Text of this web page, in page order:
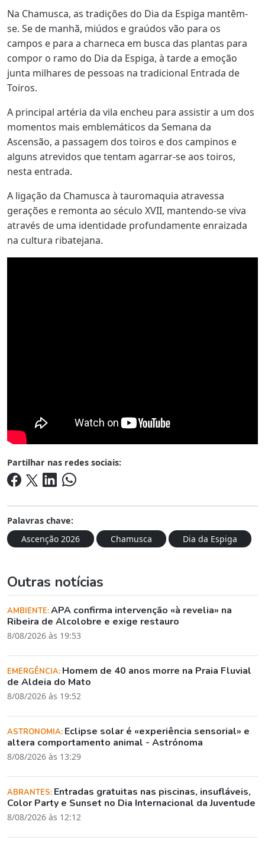
Na Chamusca, as tradições do Dia da Espiga mantêm-
se. Se de manhã, miúdos e graúdos vão para os
campos e para a charneca em busca das plantas para
compor o ramo do Dia da Espiga, à tarde a emoção
junta milhares de pessoas na tradicional Entrada de
Toiros.
A principal artéria da vila encheu para assistir a um dos
momentos mais emblemáticos da Semana da
Ascensão, a passagem dos toiros e dos campinos e
alguns atrevidos que tentam agarrar-se aos toiros,
nesta entrada.
A ligação da Chamusca à tauromaquia atravessa
gerações e remonta ao século XVII, mantendo-se viva
através de uma identidade profundamente enraizada
na cultura ribatejana.
Partilhar nas redes sociais:
Palavras chave:
Ascenção 2026
Chamusca Dia da Espiga
Outras notícias
AMBIENTE:APA confirma intervenção «à revelia» na
Ribeira de Alcolobre e exige restauro
8/08/2026 às 19:53
EMERGÊNCIA: Homem de 40 anos morre na Praia Fluvial
de Aldeia do Mato
8/08/2026 às 19:52
ASTRONOMIA: Eclipse solar é «experiência sensorial» e
altera comportamento animal - Astrónoma
8/08/2026 às 13:29
ABRANTES: Entradas gratuitas nas piscinas, insufláveis,
Color Party e Sunset no Dia Internacional da Juventude
8/08/2026 às 12:12